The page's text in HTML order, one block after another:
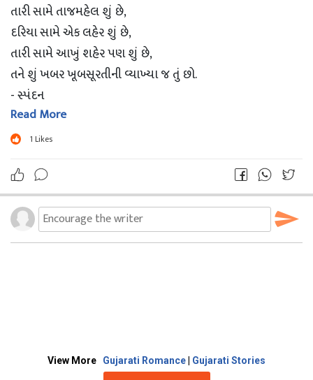
તારી સામે તાજમહેલ શું છે,
દરિયા સામે એક લહેર શું છે,
તારી સામે આખું શહેર પણ શું છે,
તને શું ખબર ખૂબસૂરતીની વ્યાખ્યા જ તું છો.
- સ્પંદન
Read More
1 Likes
View More Gujarati Romance Gujarati Stories